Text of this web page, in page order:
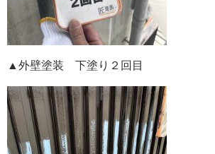
▲外壁塗装 下塗り２回目